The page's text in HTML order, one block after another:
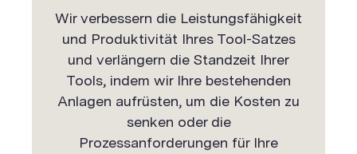
Wir verbessern die Leistungsfähigkeit
und Produktivität Ihres Tool-Satzes
und verlängern die Standzeit Ihrer
Tools, indem wir Ihre bestehenden
Anlagen aufrüsten, um die Kosten zu
senken oder die
Prozessanforderungen für Ihre